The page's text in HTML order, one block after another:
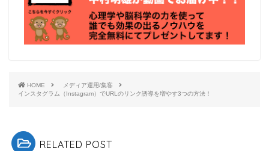
HOME
メディア運用/集客
インスタグラム（Instagram）でURLのリンク誘導を増やす3つの方法！
RELATED POST